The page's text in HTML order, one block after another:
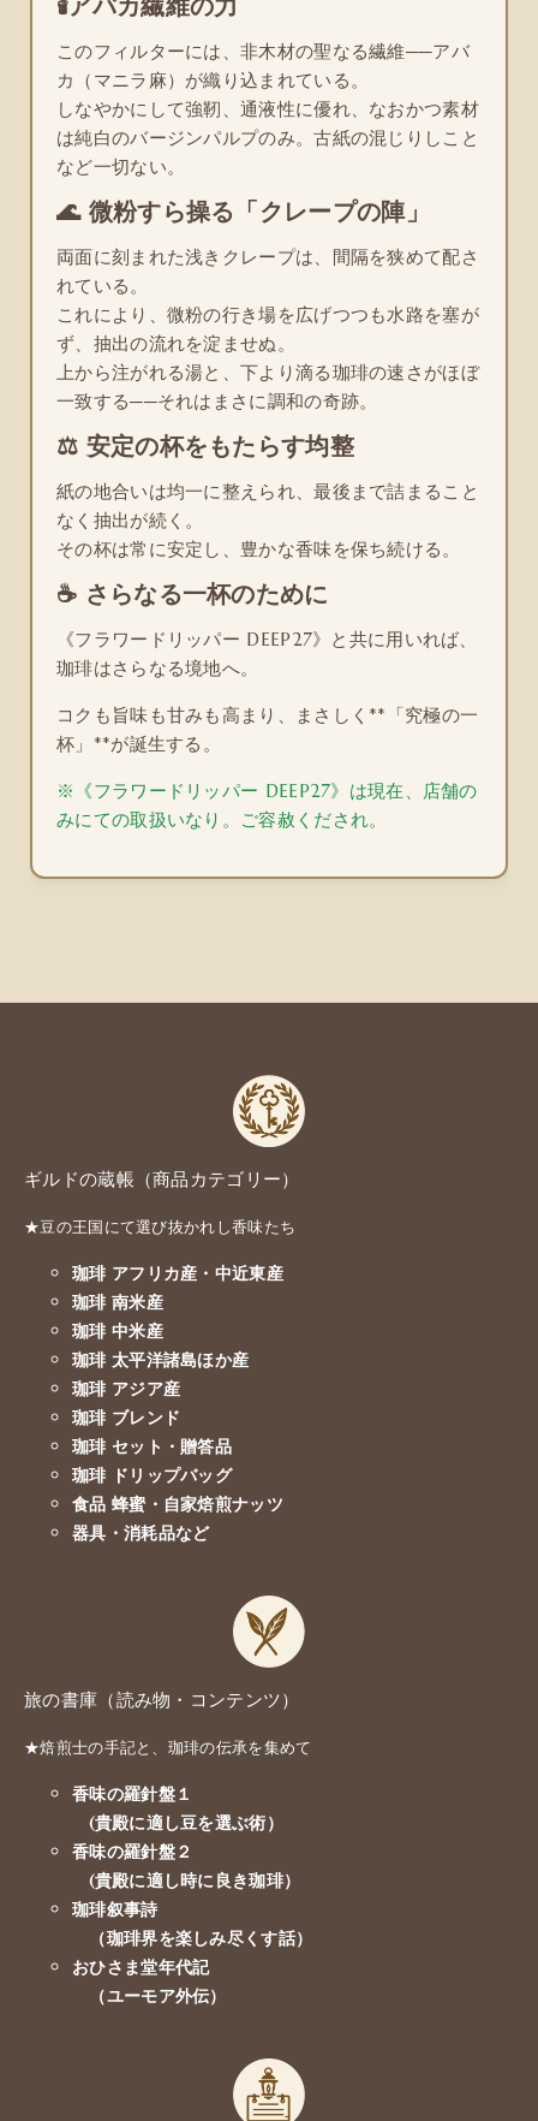
このフィルターには、非木材の聖なる繊維──アバ
カ（マニラ麻）が織り込まれている。
しなやかにして強靭、通液性に優れ、なおかつ素材
は純白のバージンパルプのみ。古紙の混じりしこと
など一切ない。
🌊 微粉すら操る「クレープの陣」
両面に刻まれた浅きクレープは、間隔を狭めて配さ
れている。
これにより、微粉の行き場を広げつつも水路を塞が
ず、抽出の流れを淀ませぬ。
上から注がれる湯と、下より滴る珈琲の速さがほぼ
一致する──それはまさに調和の奇跡。
⚖️ 安定の杯をもたらす均整
紙の地合いは均一に整えられ、最後まで詰まること
なく抽出が続く。
その杯は常に安定し、豊かな香味を保ち続ける。
☕ さらなる一杯のために
《フラワードリッパー DEEP27》と共に用いれば、
珈琲はさらなる境地へ。
コクも旨味も甘みも高まり、まさしく**「究極の一
杯」**が誕生する。
※《フラワードリッパー DEEP27》は現在、店舗の
みにての取扱いなり。ご容赦くだされ。
ギルドの蔵帳（商品カテゴリー）
★豆の王国にて選び抜かれし香味たち
珈琲 アフリカ産・中近東産
珈琲 南米産
珈琲 中米産
珈琲 太平洋諸島ほか産
珈琲 アジア産
珈琲 ブレンド
珈琲 セット・贈答品
珈琲 ドリップバッグ
食品 蜂蜜・自家焙煎ナッツ
器具・消耗品など
旅の書庫（読み物・コンテンツ）
★焙煎士の手記と、珈琲の伝承を集めて
香味の羅針盤１
(貴殿に適し豆を選ぶ術）
香味の羅針盤２
(貴殿に適し時に良き珈琲）
珈琲叙事詩
（珈琲界を楽しみ尽くす話）
おひさま堂年代記
（ユーモア外伝）